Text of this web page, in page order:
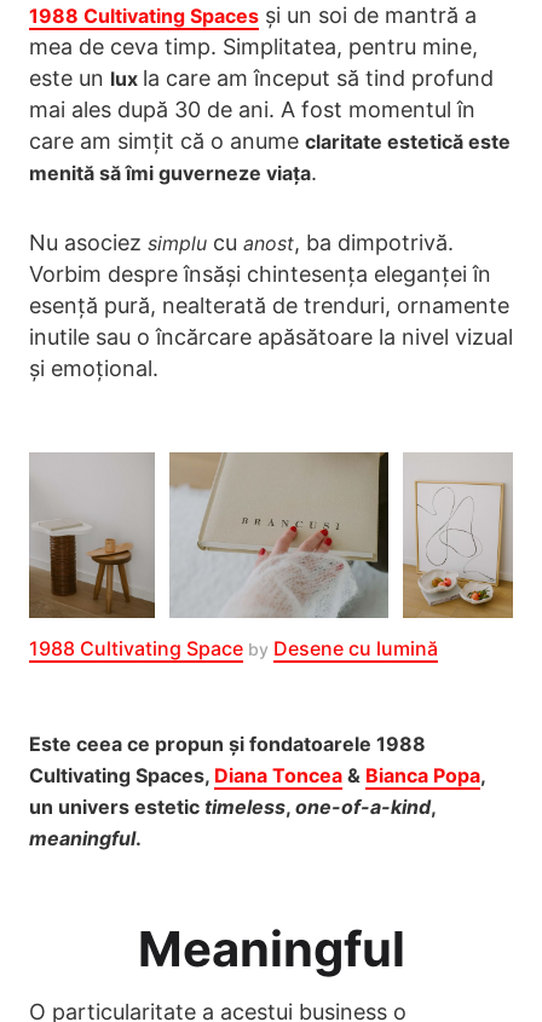
1988 Cultivating Spaces și un soi de mantră a
mea de ceva timp. Simplitatea, pentru mine,
este un lux la care am început să tind profund
mai ales după 30 de ani. A fost momentul în
care am simțit că o anume claritate estetică este
menită să îmi guverneze viața.
Nu asociez simplu cu anost, ba dimpotrivă.
Vorbim despre însăși chintesența eleganței în
esență pură, nealterată de trenduri, ornamente
inutile sau o încărcare apăsătoare la nivel vizual
și emoțional.
1988 Cultivating Space by Desene cu lumină
Este ceea ce propun și fondatoarele 1988
Cultivating Spaces, Diana Toncea & Bianca Popa,
un univers estetic timeless, one-of-a-kind,
meaningful.
Meaningful
O particularitate a acestui business o